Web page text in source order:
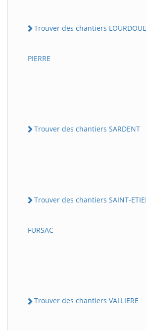
Trouver des chantiers
PIERRE
Trouver des chantiers SARDENT
Trouver des chantiers SAINT-
FURSAC
Trouver des chantiers VALLIERE